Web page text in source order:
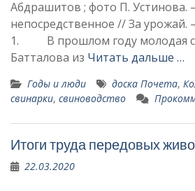
Абдрашитов ; фото П. Устинова.
непосредственное // За урожай.
1. В прошлом году молодая
Батталова из Читать дальше …
Годы и люди доска Почета,
свинарки, свиноводство
Итоги труда передовых
22.03.2020